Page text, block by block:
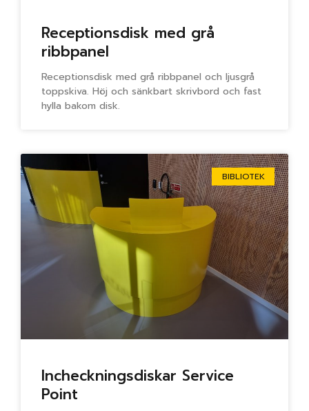
Receptionsdisk med grå
ribbpanel
Receptionsdisk med grå ribbpanel och ljusgrå
toppskiva. Höj och sänkbart skrivbord och fast
hylla bakom disk.
BIBLIOTEK
Incheckningsdiskar Service
Point